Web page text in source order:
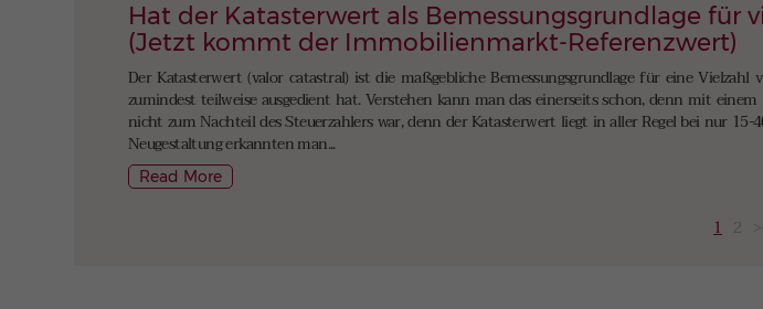
Hat der Katasterwert als Bemessungsgrundlage für
(Jetzt kommt der Immobilienmarkt-Referenzwert)
Der Katasterwert (valor catastral) ist die maßgebliche Bemessungsgrundlage für eine
zumindest teilweise ausgedient hat. Verstehen kann man das einerseits schon, denn mit
nicht zum Nachteil des Steuerzahlers war, denn der Katasterwert liegt in aller Regel bei nur
Neugestaltung erkannten man...
Read More
1 2